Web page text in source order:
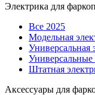
Электрика для
Все 2025
Модельная
Универсальная
Универсальные
Штатная
Аксессуары для